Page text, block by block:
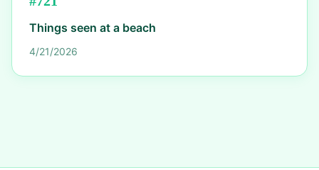
Things seen at a beach
4/21/2026